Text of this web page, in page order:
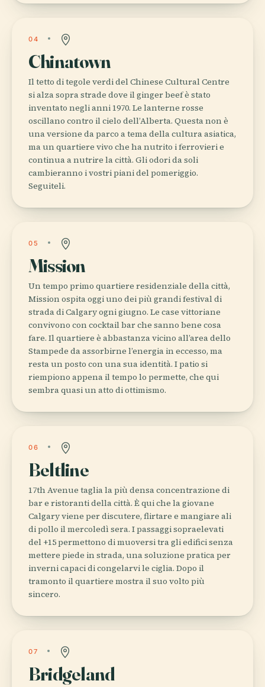
04
Chinatown
Il tetto di tegole verdi del Chinese Cultural Centre
si alza sopra strade dove il ginger beef è stato
inventato negli anni 1970. Le lanterne rosse
oscillano contro il cielo dell’Alberta. Questa non è
una versione da parco a tema della cultura asiatica,
ma un quartiere vivo che ha nutrito i ferrovieri e
continua a nutrire la città. Gli odori da soli
cambieranno i vostri piani del pomeriggio.
Seguiteli.
05
Mission
Un tempo primo quartiere residenziale della città,
Mission ospita oggi uno dei più grandi festival di
strada di Calgary ogni giugno. Le case vittoriane
convivono con cocktail bar che sanno bene cosa
fare. Il quartiere è abbastanza vicino all’area dello
Stampede da assorbirne l’energia in eccesso, ma
resta un posto con una sua identità. I patio si
riempiono appena il tempo lo permette, che qui
sembra quasi un atto di ottimismo.
06
Beltline
17th Avenue taglia la più densa concentrazione di
bar e ristoranti della città. È qui che la giovane
Calgary viene per discutere, flirtare e mangiare ali
di pollo il mercoledì sera. I passaggi sopraelevati
del +15 permettono di muoversi tra gli edifici senza
mettere piede in strada, una soluzione pratica per
inverni capaci di congelarvi le ciglia. Dopo il
tramonto il quartiere mostra il suo volto più
sincero.
07
Bridgeland